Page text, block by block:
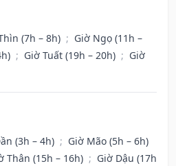
(7h – 8h) ; Giờ Ngọ (11h –
; Giờ Tuất (19h – 20h) ; Giờ
(3h – 4h) ; Giờ Mão (5h – 6h)
Thân (15h – 16h) ; Giờ Dậu (17h